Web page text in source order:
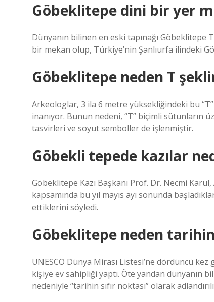
Göbeklitepe dini bir yer
Dünyanın bilinen en eski tapınağı
bir mekan olup, Türkiye’nin Şanlıurfa ilindeki
Göbeklitepe neden T
Arkeologlar, 3 ila 6 metre yüksekliğindeki bu
inanıyor. Bunun nedeni, “T” biçimli sütunların
tasvirleri ve soyut semboller de işlenmiştir.
Göbekli tepede kazılar
Göbeklitepe Kazı Başkanı Prof. Dr. Necmi
kapsamında bu yıl mayıs ayı sonunda
ettiklerini söyledi.
Göbeklitepe neden tarihin
UNESCO Dünya Mirası Listesi’ne dördüncü
kişiye ev sahipliği yaptı. Öte yandan dünyanın
nedeniyle “tarihin sıfır noktası” olarak